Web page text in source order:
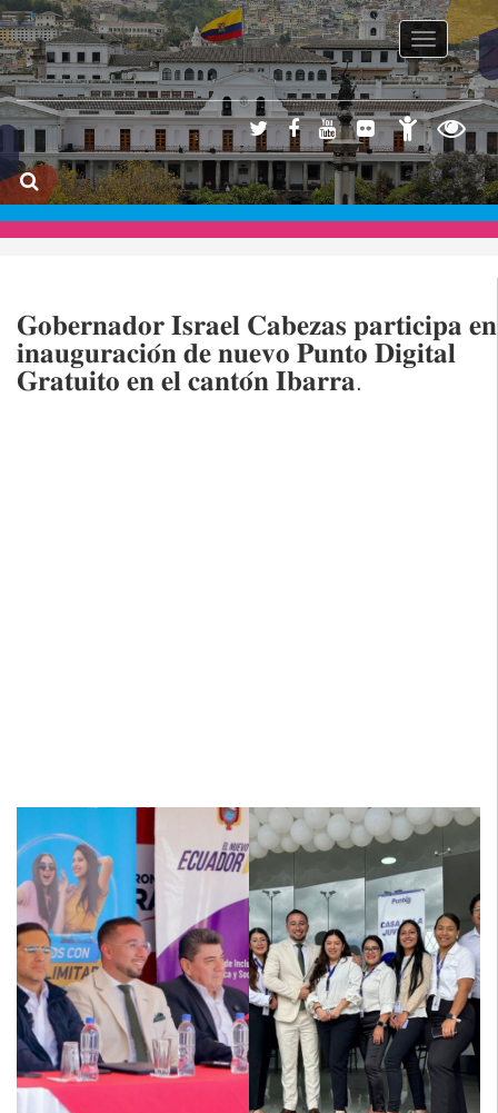
Toggle
𝐆𝐨𝐛𝐞𝐫𝐧𝐚𝐝𝐨𝐫 𝐈𝐬𝐫𝐚𝐞𝐥 𝐂𝐚𝐛𝐞𝐳𝐚𝐬 𝐩𝐚𝐫𝐭𝐢𝐜𝐢𝐩𝐚 𝐞𝐧
𝐢𝐧𝐚𝐮𝐠𝐮𝐫𝐚𝐜𝐢𝐨́𝐧 𝐝𝐞 𝐧𝐮𝐞𝐯𝐨 𝐏𝐮𝐧𝐭𝐨 𝐃𝐢𝐠𝐢𝐭𝐚𝐥
𝐆𝐫𝐚𝐭𝐮𝐢𝐭𝐨 𝐞𝐧 𝐞𝐥 𝐜𝐚𝐧𝐭𝐨́𝐧 𝐈𝐛𝐚𝐫𝐫𝐚.